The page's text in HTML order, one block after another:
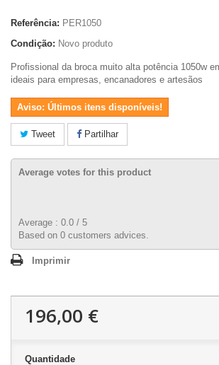
Referência: PER1050
Condição: Novo produto
Profissional da broca muito alta potência 1050w
ideais para empresas, encanadores e artesãos
Aviso: Últimos itens disponíveis!
Tweet Partilhar
Average votes for this product
Average : 0.0 / 5
Based on 0 customers advices.
Imprimir
196,00 €
Quantidade